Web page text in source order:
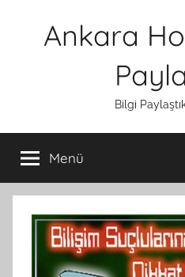
Ankara
Bilgi
Menü